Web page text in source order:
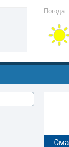
Погода: